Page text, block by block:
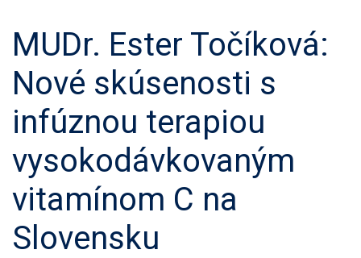
MUDr. Ester Točíková:
Nové skúsenosti s
infúznou terapiou
vysokodávkovaným
vitamínom C na
Slovensku